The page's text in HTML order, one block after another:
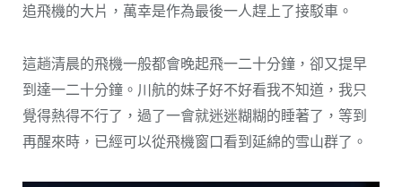
追飛機的大片，萬幸是作為最後一人趕上了接駁車。
這趟清晨的飛機一般都會晚起飛一二十分鐘，卻又提早
到達一二十分鐘。川航的妹子好不好看我不知道，我只
覺得熱得不行了，過了一會就迷迷糊糊的睡著了，等到
再醒來時，已經可以從飛機窗口看到延綿的雪山群了。